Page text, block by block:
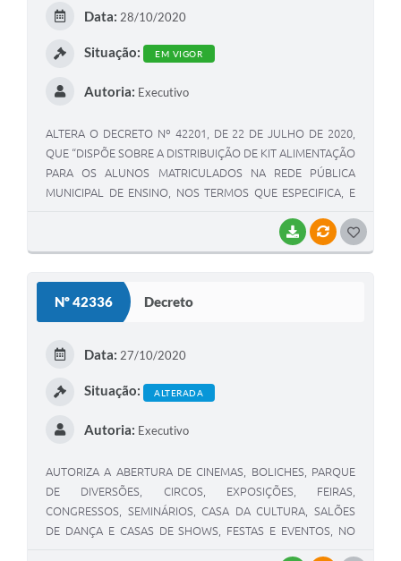
BAIXARVÍNCULOS
Data: 28/10/2020
Situação: EM VIGOR
Autoria: Executivo
ALTERA O DECRETO Nº 42201, DE 22 DE JULHO DE 2020,
QUE “DISPÕE SOBRE A DISTRIBUIÇÃO DE KIT ALIMENTAÇÃO
PARA OS ALUNOS MATRICULADOS NA REDE PÚBLICA
MUNICIPAL DE ENSINO, NOS TERMOS QUE ESPECIFICA, E
Nº 42336 Decreto
Data: 27/10/2020
Situação: ALTERADA
Autoria: Executivo
AUTORIZA A ABERTURA DE CINEMAS, BOLICHES, PARQUE
DE DIVERSÕES, CIRCOS, EXPOSIÇÕES, FEIRAS,
CONGRESSOS, SEMINÁRIOS, CASA DA CULTURA, SALÕES
DE DANÇA E CASAS DE SHOWS, FESTAS E EVENTOS, NO